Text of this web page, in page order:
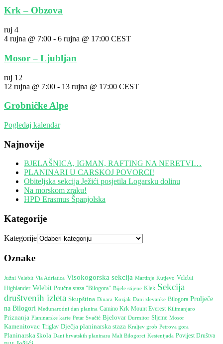
Krk – Obzova
ruj 4
4 rujna @ 7:00 - 6 rujna @ 17:00 CEST
Mosor – Ljubljan
ruj 12
12 rujna @ 7:00 - 13 rujna @ 17:00 CEST
Grobničke Alpe
Pogledaj kalendar
Najnovije
BJELAŠNICA, IGMAN, RAFTING NA NERETVI…
PLANINARI U CARSKOJ POVORCI!
Obiteljska sekcija Ježići posjetila Logarsku dolinu
Na morskom zraku!
HPD Erasmus Španjolska
Kategorije
Kategorije
Oznake
Južni Velebit Via Adriatica Visokogorska sekcija Martinje Kutjevo Velebit
Highlander Velebit Poučna staza "Bilogora" Bijele stijene Klek Sekcija
društvenih izleta Skupština Dinara Kozjak Dani zlevanke Bilogora Prolječe
na Bilogori Međunarodni dan planina Camino Krk Mount Everest Kilimanjaro
Priznanja Planinarske karte Petar Svačić Bjelovar Durmitor Sljeme Mosor
Kamenitovac Triglav Dječja planinarska staza Kraljev grob Petrova gora
Planinarska škola Dani hrvatskih planinara Mali Bilogorci Kestenijada Povijest Društva